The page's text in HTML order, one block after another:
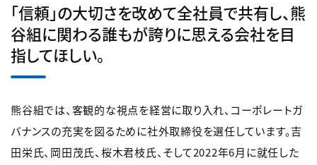
「信頼」の大切さを改めて全社員で共有し、熊
谷組に関わる誰もが誇りに思える会社を目
指してほしい。
熊谷組では、客観的な視点を経営に取り入れ、コーポレートガ
バナンスの充実を図るために社外取締役を選任しています。吉
田栄氏、岡田茂氏、桜木君枝氏、そして2022年6月に就任した